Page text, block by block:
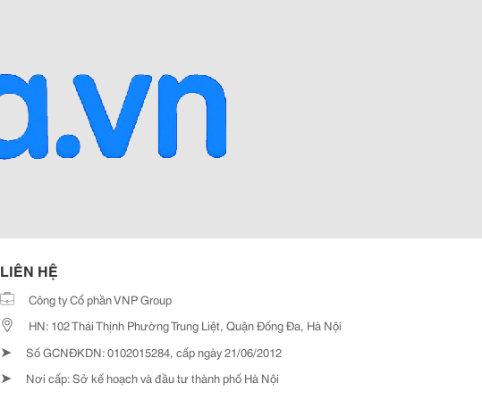
LIÊN HỆ
Công ty Cổ phần VNP Group
HN: 102 Thái Thịnh Phường Trung Liệt, Quận Đống Đa, Hà Nội
➤ Số GCNĐKDN: 0102015284, cấp ngày 21/06/2012
➤ Nơi cấp: Sở kế hoạch và đầu tư thành phố Hà Nội